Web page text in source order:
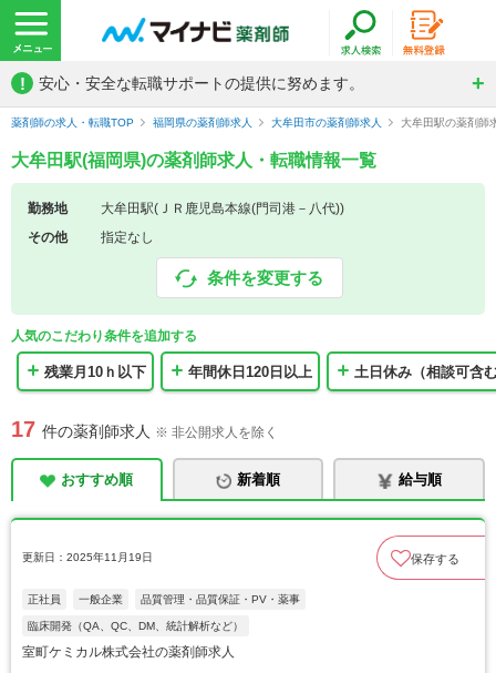
! 安心・安全な転職サポートの提供に努めます。
薬剤師の求人・転職TOP 福岡県の薬剤師求人 大牟田市の薬剤師求人 大牟田駅の薬剤師
大牟田駅(福岡県)の薬剤師求人・転職情報一覧
勤務地
大牟田駅(ＪＲ鹿児島本線(門司港－八代))
その他
指定なし
条件を変更する
人気のこだわり条件を追加する
残業月10ｈ以下 年間休日120日以上 土日休み（相談可含
17 件の薬剤師求人 ※ 非公開求人を除く
おすすめ順 新着順 給与順
更新日：2025年11月19日 保存する
正社員 一般企業 品質管理・品質保証・PV・薬事
臨床開発（QA、QC、DM、統計解析など）
室町ケミカル株式会社の薬剤師求人